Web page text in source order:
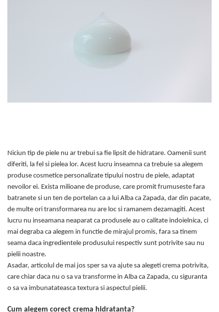
Lapothicell
Medicube
Meisani
MeloMELI
MOART
Ohora
PACKage
postQuam
Pyunkang Yul
Rated Green
SIORIS
Some By Mi
Son&Park
Niciun tip de piele nu ar trebui sa fie lipsit de hidratare. Oamenii sunt
diferiti, la fel si pielea lor. Acest lucru inseamna ca trebuie sa alegem
produse cosmetice personalizate tipului nostru de piele, adaptat
nevoilor ei. Exista milioane de produse, care promit frumuseste fara
batranete si un ten de portelan ca a lui Alba ca Zapada, dar din pacate,
de multe ori transformarea nu are loc si ramanem dezamagiti. Acest
lucru nu inseamana neaparat ca produsele au o calitate indoielnica, ci
mai degraba ca alegem in functie de mirajul promis, fara sa tinem
seama daca ingredientele produsului respectiv sunt potrivite sau nu
pielii noastre.
Asadar, articolul de mai jos sper sa va ajute sa alegeti crema potrivita,
care chiar daca nu o sa va transforme in Alba ca Zapada, cu siguranta
o sa va imbunatateasca textura si aspectul pielii.
Cum alegem corect crema hidratanta?